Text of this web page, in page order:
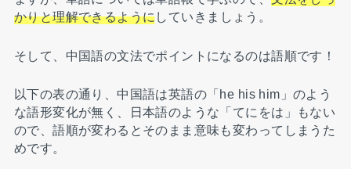
かりと理解できるようにしていきましょう。
そして、中国語の文法でポイントになるのは語順です！
以下の表の通り、中国語は英語の「he his him」のよう
な語形変化が無く、日本語のような「てにをは」もない
ので、語順が変わるとそのまま意味も変わってしまうた
めです。